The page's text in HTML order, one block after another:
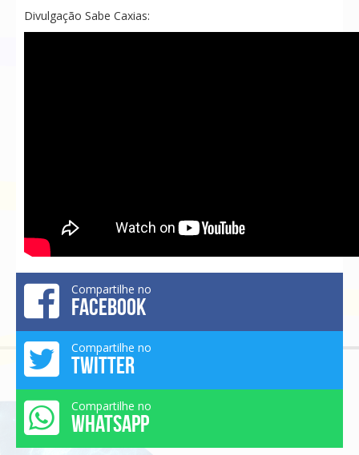
Divulgação Sabe Caxias:
Compartilhe no
FACEBOOK
Compartilhe no
TWITTER
Compartilhe no
WHATSAPP